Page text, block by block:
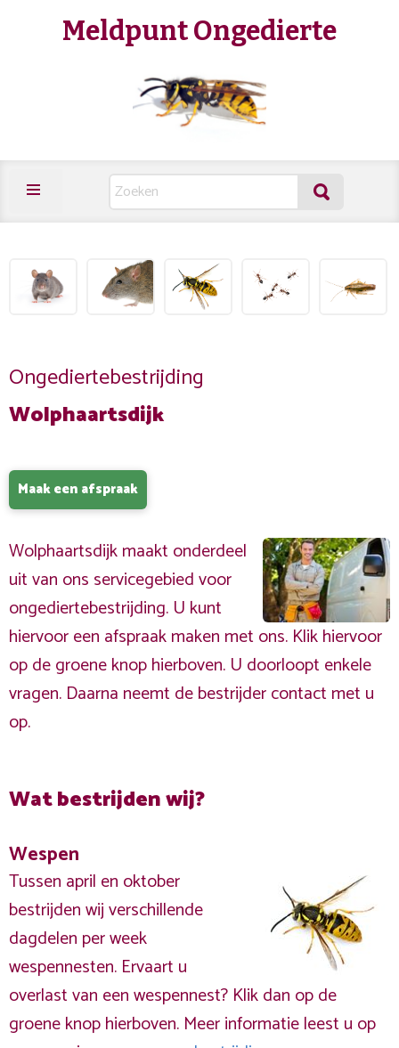
Meldpunt Ongedierte
Ongediertebestrijding
Wolphaartsdijk
Maak een afspraak
Wolphaartsdijk maakt onderdeel
uit van ons servicegebied voor
ongediertebestrijding. U kunt
hiervoor een afspraak maken met ons. Klik hiervoor
op de groene knop hierboven. U doorloopt enkele
vragen. Daarna neemt de bestrijder contact met u
op.
Wat bestrijden wij?
Wespen
Tussen april en oktober
bestrijden wij verschillende
dagdelen per week
wespennesten. Ervaart u
overlast van een wespennest? Klik dan op de
groene knop hierboven. Meer informatie leest u op